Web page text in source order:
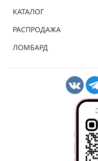
КАТАЛОГ
РАСПРОДАЖА
ЛОМБАРД